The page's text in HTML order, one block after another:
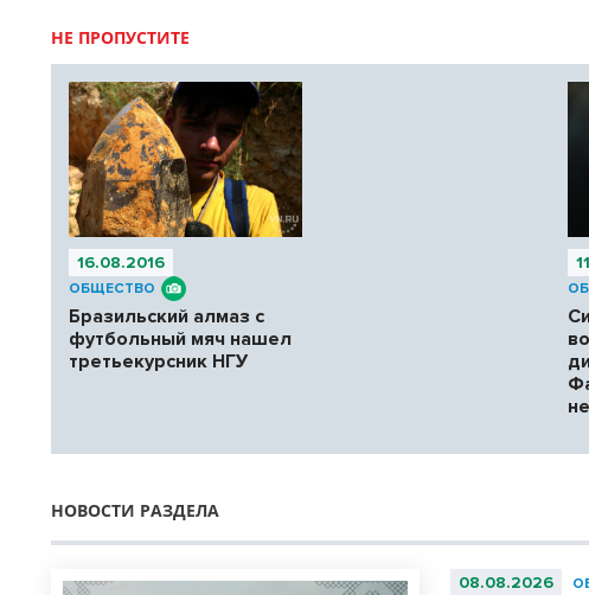
НЕ ПРОПУСТИТЕ
16.08.2016
ОБЩЕСТВО
Бразильский алмаз с
футбольный мяч нашел
третьекурсник НГУ
НОВОСТИ РАЗДЕЛА
08.08.2026